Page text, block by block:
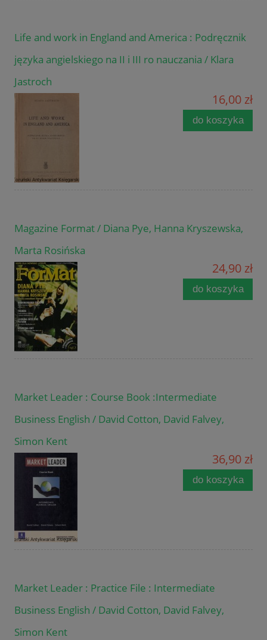
Life and work in England and America : Podręcznik
języka angielskiego na II i III ro nauczania / Klara
Jastroch
16,00 zł
do koszyka
Magazine Format / Diana Pye, Hanna Kryszewska,
Marta Rosińska
24,90 zł
do koszyka
Market Leader : Course Book :Intermediate
Business English / David Cotton, David Falvey,
Simon Kent
36,90 zł
do koszyka
Market Leader : Practice File : Intermediate
Business English / David Cotton, David Falvey,
Simon Kent